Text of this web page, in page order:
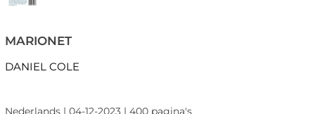
MARIONET
DANIEL COLE
Nederlands | 04-12-2023 | 400 pagina's